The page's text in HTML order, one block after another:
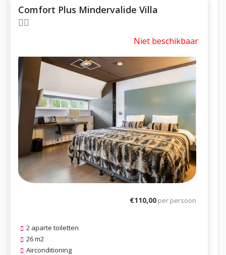
Comfort Plus Mindervalide Villa
Niet beschikbaar
€110,00 per persoon
2 aparte toiletten
26 m2
Airconditioning